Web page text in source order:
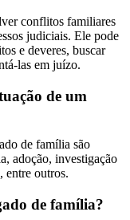
conflitos familiares
judiciais. Ele pode
e deveres, buscar
las em juízo.
de um
de família são
adoção, investigação
entre outros.
de família?